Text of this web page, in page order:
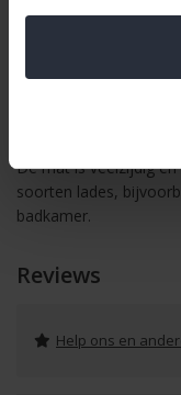
Excellent Houseware
oppervlakken waar u
mat voorkomt dat uw
om keukengerei,
transparant is, blijft
het makkelijker
De mat is veelzijdig
soorten lades,
badkamer.
Reviews
Help ons en